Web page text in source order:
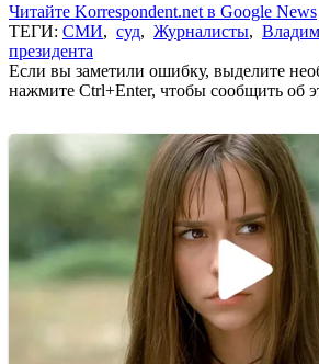
Читайте Korrespondent.net в Google News
ТЕГИ: СМИ, суд, Журналисты,
президента
Если вы заметили ошибку, выделите
нажмите Ctrl+Enter, чтобы сообщить об